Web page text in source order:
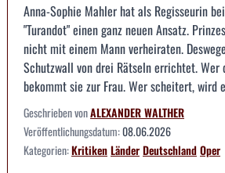
Anna-Sophie Mahler hat als Regisseurin
"Turandot" einen ganz neuen Ansatz.
nicht mit einem Mann verheiraten.
Schutzwall von drei Rätseln errichtet. Wer
bekommt sie zur Frau. Wer scheitert, wird
Geschrieben vonALEXANDER WALTHER
Veröffentlichungsdatum:08.06.2026
Kategorien:KritikenLänderDeutschlandOper